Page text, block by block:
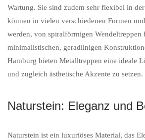
Wartung. Sie sind zudem sehr flexibel in
können in vielen verschiedenen Formen
werden, von spiralförmigen Wendeltreppen
minimalistischen, geradlinigen
Hamburg bieten Metalltreppen eine ideale
und zugleich ästhetische Akzente zu setzen.
Naturstein: Eleganz und
Naturstein ist ein luxuriöses Material, das